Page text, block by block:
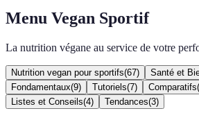
Menu Vegan Sportif
La nutrition végane au service de votre
Nutrition vegan pour sportifs(67) Santé et
Fondamentaux(9) Tutoriels(7) Comparatifs(
Listes et Conseils(4) Tendances(3)